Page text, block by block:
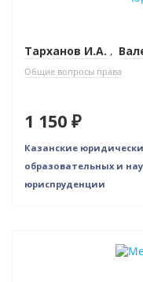
Тарханов И.А. ,
Общие вопросы права
1 150 ₽
Казанские
образовательных и
юриспруденции